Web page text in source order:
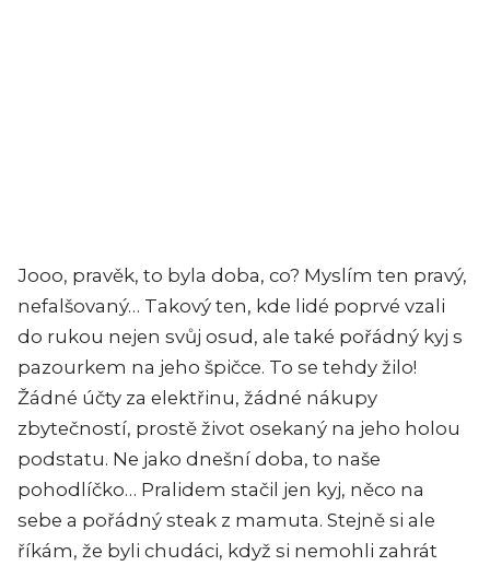
Jooo, pravěk, to byla doba, co? Myslím ten pravý,
nefalšovaný… Takový ten, kde lidé poprvé vzali
do rukou nejen svůj osud, ale také pořádný kyj s
pazourkem na jeho špičce. To se tehdy žilo!
Žádné účty za elektřinu, žádné nákupy
zbytečností, prostě život osekaný na jeho holou
podstatu. Ne jako dnešní doba, to naše
pohodlíčko… Pralidem stačil jen kyj, něco na
sebe a pořádný steak z mamuta. Stejně si ale
říkám, že byli chudáci, když si nemohli zahrát